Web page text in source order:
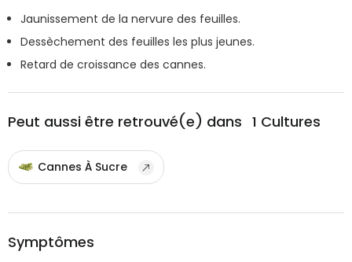
Jaunissement de la nervure des feuilles.
Dessèchement des feuilles les plus jeunes.
Retard de croissance des cannes.
Peut aussi être retrouvé(e) dans 1 Cultures
Cannes À Sucre
Symptômes